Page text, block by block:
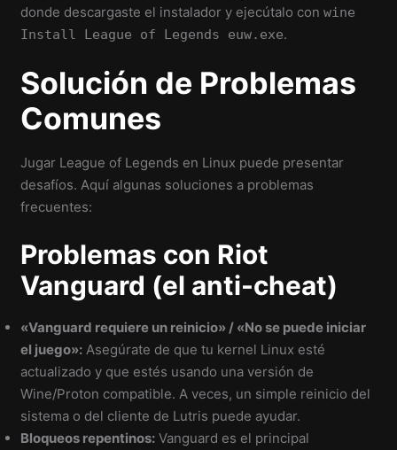
donde descargaste el instalador y ejecútalo conwine
Install League of Legends euw.exe.
Solución de Problemas
Comunes
Jugar League of Legends en Linux puede presentar
desafíos. Aquí algunas soluciones a problemas
frecuentes:
Problemas con Riot
Vanguard (el anti-cheat)
«Vanguard requiere un reinicio» / «No se puede iniciar
el juego»: Asegúrate de que tu kernel Linux esté
actualizado y que estés usando una versión de
Wine/Proton compatible. A veces, un simple reinicio del
sistema o del cliente de Lutris puede ayudar.
Bloqueos repentinos: Vanguard es el principal